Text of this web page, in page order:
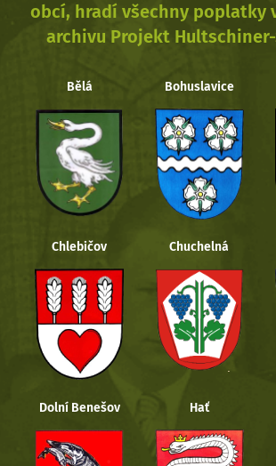
obcí, hradí všechny poplatky
archivu Projekt
Bělá Bohuslavice
Chlebičov Chuchelná
Dolní Benešov Hať